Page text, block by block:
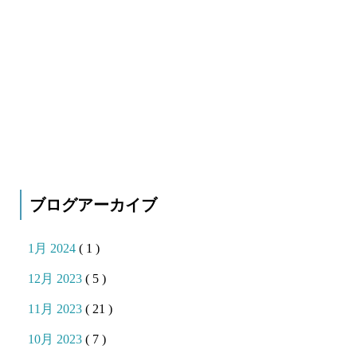
ブログアーカイブ
1月 2024( 1 )
12月 2023( 5 )
11月 2023( 21 )
10月 2023( 7 )